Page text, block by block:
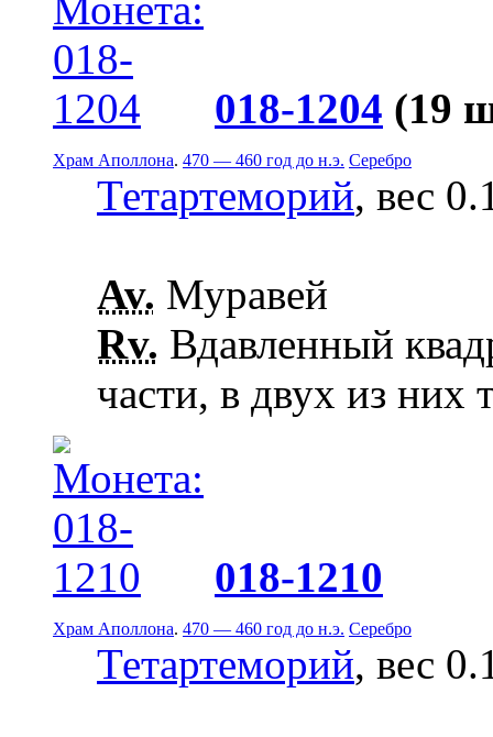
018-1204 (19
Храм Аполлона. 470 — 460 год до н.э. Серебро
Тетартеморий, вес
Av. Муравей
Rv. Вдавленный
части, в двух из них
018-1210
Храм Аполлона. 470 — 460 год до н.э. Серебро
Тетартеморий, вес